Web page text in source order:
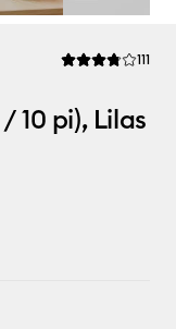
La note 111
10 pi), Lilas